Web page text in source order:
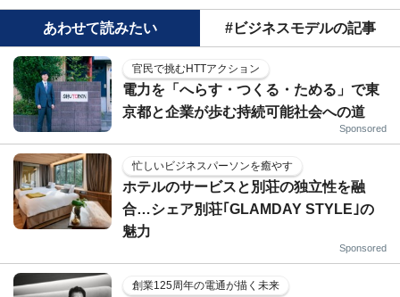
あわせて読みたい #ビジネスモデルの記事
官民で挑むHTTアクション
電力を「へらす・つくる・ためる」で東
京都と企業が歩む持続可能社会への道
Sponsored
忙しいビジネスパーソンを癒やす
ホテルのサービスと別荘の独立性を融
合…シェア別荘｢GLAMDAY STYLE｣の
魅力
Sponsored
創業125周年の電通が描く未来